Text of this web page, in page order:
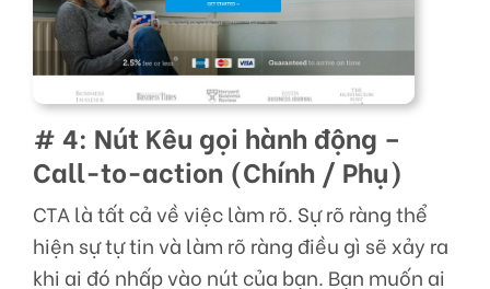
# 4: Nút Kêu gọi hành động –
Call-to-action (Chính / Phụ)
CTA là tất cả về việc làm rõ. Sự rõ ràng thể
hiện sự tự tin và làm rõ ràng điều gì sẽ xảy ra
khi ai đó nhấp vào nút của bạn. Bạn muốn ai